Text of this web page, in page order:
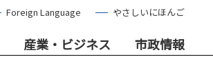
Foreign Language やさしいにほんご
産業・ビジネス 市政情報